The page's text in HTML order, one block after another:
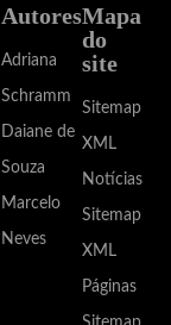
Autores
Adriana
Schramm
Daiane de
Souza
Marcelo
Neves
Mapa
do
site
Sitemap
XML
Notícias
Sitemap
XML
Páginas